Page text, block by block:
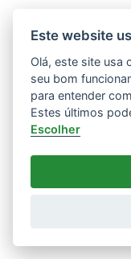
Este website
Olá, este site usa
seu bom
para entender
Estes últimos
Escolher